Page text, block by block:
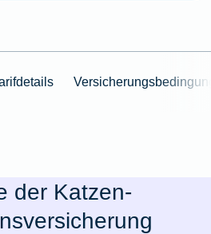
der Katzen-